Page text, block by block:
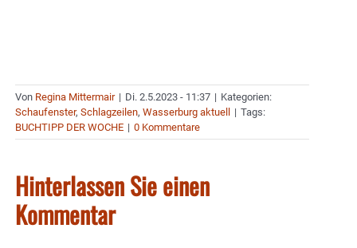
Von Regina Mittermair | Di. 2.5.2023 - 11:37 | Kategorien:
Schaufenster, Schlagzeilen, Wasserburg aktuell | Tags:
BUCHTIPP DER WOCHE | 0 Kommentare
Hinterlassen Sie einen
Kommentar